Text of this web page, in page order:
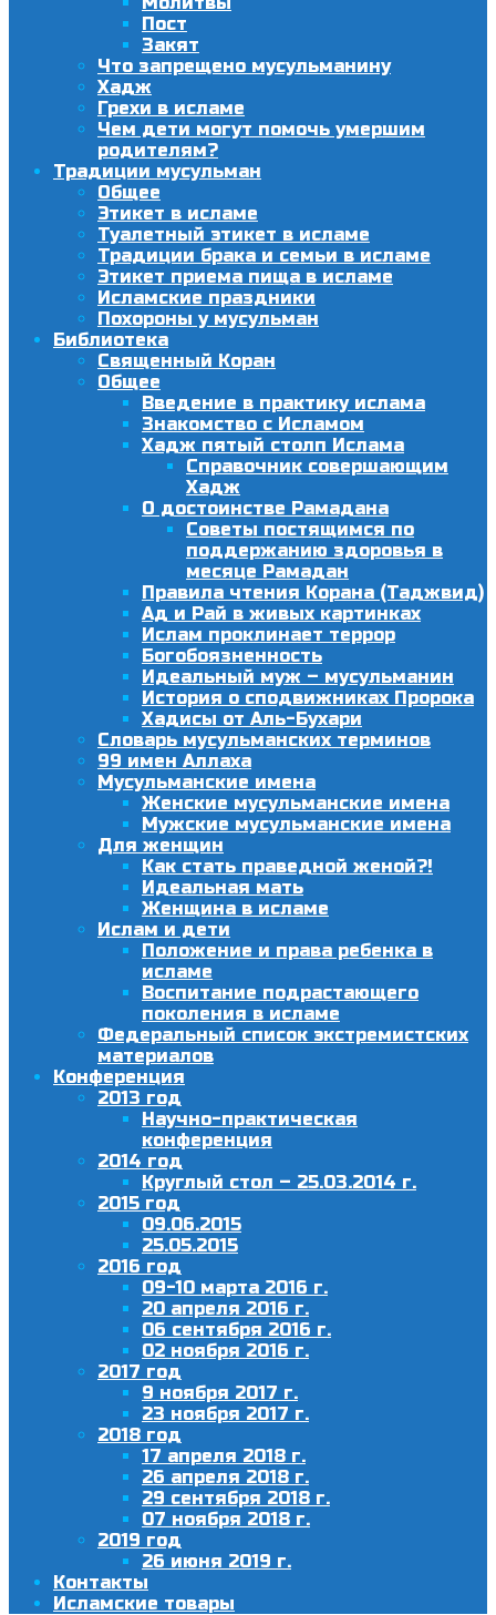
Пост
Закят
Что запрещено мусульманину
Хадж
Грехи в исламе
Чем дети могут помочь умершим
родителям?
Традиции мусульман
Общее
Этикет в исламе
Туалетный этикет в исламе
Традиции брака и семьи в исламе
Этикет приема пища в исламе
Исламские праздники
Похороны у мусульман
Библиотека
Священный Коран
Общее
Введение в практику ислама
Знакомство с Исламом
Хадж пятый столп Ислама
Справочник совершающим
Хадж
О достоинстве Рамадана
Советы постящимся по
поддержанию здоровья в
месяце Рамадан
Правила чтения Корана (Таджвид)
Ад и Рай в живых картинках
Ислам проклинает террор
Богобоязненность
Идеальный муж – мусульманин
История о сподвижниках Пророка
Хадисы от Аль-Бухари
Словарь мусульманских терминов
99 имен Аллаха
Мусульманские имена
Женские мусульманские имена
Мужские мусульманские имена
Для женщин
Как стать праведной женой?!
Идеальная мать
Женщина в исламе
Ислам и дети
Положение и права ребенка в
исламе
Воспитание подрастающего
поколения в исламе
Федеральный список экстремистских
материалов
Конференция
2013 год
Научно-практическая
конференция
2014 год
Круглый стол – 25.03.2014 г.
2015 год
09.06.2015
25.05.2015
2016 год
09-10 марта 2016 г.
20 апреля 2016 г.
06 сентября 2016 г.
02 ноября 2016 г.
2017 год
9 ноября 2017 г.
23 ноября 2017 г.
2018 год
17 апреля 2018 г.
26 апреля 2018 г.
29 сентября 2018 г.
07 ноября 2018 г.
2019 год
26 июня 2019 г.
Контакты
Исламские товары